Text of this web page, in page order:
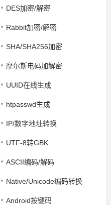
DES加密/解密
Rabbit加密/解密
SHA/SHA256加密
摩尔斯电码加解密
UUID在线生成
htpasswd生成
IP/数字地址转换
UTF-8转GBK
ASCII编码/解码
Native/Unicode编码转换
Android按键码